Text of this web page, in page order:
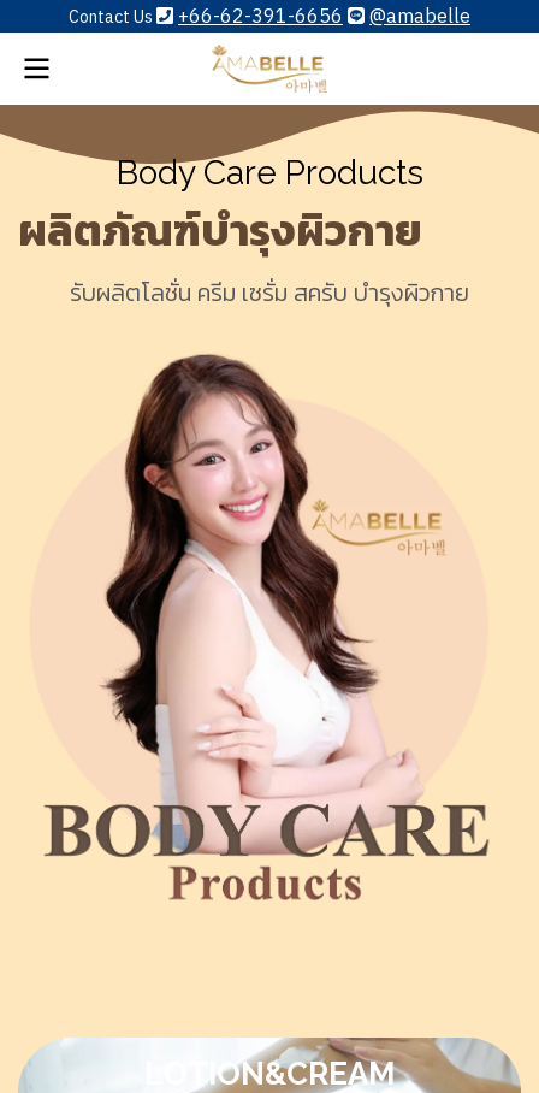
Contact Us +66-62-391-6656 @amabelle
Body Care Products
ผลิตภัณฑ์บำรุงผิวกาย
รับผลิตโลชั่น ครีม เซรั่ม สครับ บำรุงผิวกาย
LOTION& CREAM